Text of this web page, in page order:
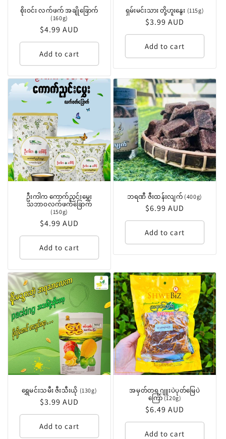
စိုးဝင်း လက်ဖက် အချိုခြောက်
(160g)
Regular
price
$4.99 AUD
Add to cart
ရှမ်းမင်းသား တို့ဟူးနွေး (115g)
Regular
price
$3.99 AUD
Add to cart
ဦးကါက ကောက်ညှင်းမွှေး
သဘာဝလက်ဖက်ခြောက်
(150g)
Regular
price
$4.99 AUD
Add to cart
ဘရဏီ ဇီးထန်းလျက် (400g)
Regular
price
$6.99 AUD
Add to cart
ရွှေမင်းသမီး ဇီးသီးယို (130g)
Regular
price
$3.99 AUD
Add to cart
အမှတ်တရ ဂျူးပဲပုတ်မြေပဲ
ကြော် (120g)
Regular
price
$6.49 AUD
Add to cart